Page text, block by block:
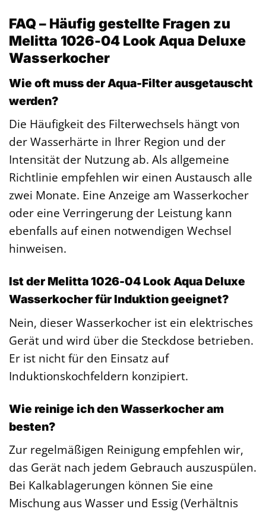
FAQ – Häufig gestellte Fragen zu
Melitta 1026-04 Look Aqua Deluxe
Wasserkocher
Wie oft muss der Aqua-Filter ausgetauscht
werden?
Die Häufigkeit des Filterwechsels hängt von
der Wasserhärte in Ihrer Region und der
Intensität der Nutzung ab. Als allgemeine
Richtlinie empfehlen wir einen Austausch alle
zwei Monate. Eine Anzeige am Wasserkocher
oder eine Verringerung der Leistung kann
ebenfalls auf einen notwendigen Wechsel
hinweisen.
Ist der Melitta 1026-04 Look Aqua Deluxe
Wasserkocher für Induktion geeignet?
Nein, dieser Wasserkocher ist ein elektrisches
Gerät und wird über die Steckdose betrieben.
Er ist nicht für den Einsatz auf
Induktionskochfeldern konzipiert.
Wie reinige ich den Wasserkocher am
besten?
Zur regelmäßigen Reinigung empfehlen wir,
das Gerät nach jedem Gebrauch auszuspülen.
Bei Kalkablagerungen können Sie eine
Mischung aus Wasser und Essig (Verhältnis